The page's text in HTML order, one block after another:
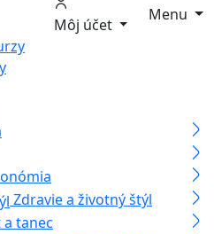
Môj účet
Menu
Zdravie a životný štýl
tanec